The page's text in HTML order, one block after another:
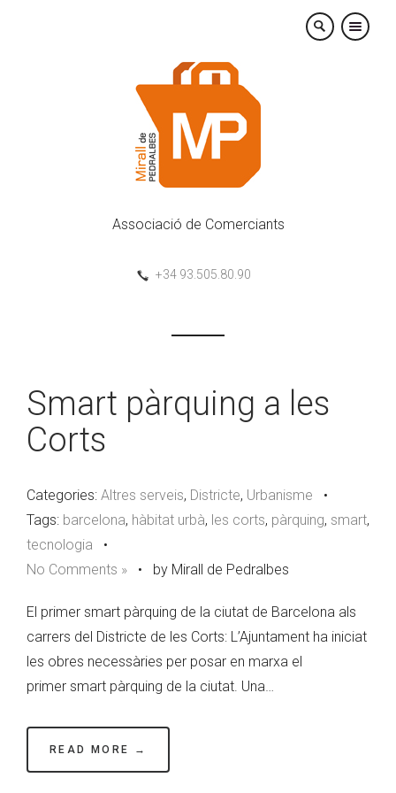
×
Associació de Comerciants
+34 93.505.80.90
Smart pàrquing a les
Corts
Categories: Altres serveis, Districte, Urbanisme •
Tags: barcelona, hàbitat urbà, les corts, pàrquing, smart,
tecnologia •
No Comments » • by Mirall de Pedralbes
El primer smart pàrquing de la ciutat de Barcelona als
carrers del Districte de les Corts: L’Ajuntament ha iniciat
les obres necessàries per posar en marxa el
primer smart pàrquing de la ciutat. Una…
READ MORE →